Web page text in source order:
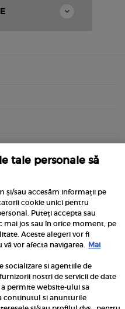
tale personale să
și/sau accesăm informații pe
cookie unici pentru
Puteți accepta sau
mai jos sau în orice moment, pe
Aceste alegeri vor fi
vor afecta navigarea. Mai
socializare si agentiile de
nostri de servicii de date
permite website-ului sa
continutul si anunturile